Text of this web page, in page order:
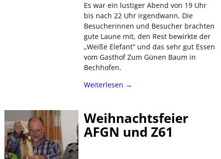
Es war ein lustiger Abend von 19 Uhr
bis nach 22 Uhr irgendwann. Die
Besucherinnen und Besucher brachten
gute Laune mit, den Rest bewirkte der
„Weiße Elefant“ und das sehr gut Essen
vom Gasthof Zum Günen Baum in
Bechhofen.
Weiterlesen →
Weihnachtsfeier
AFGN und Z61